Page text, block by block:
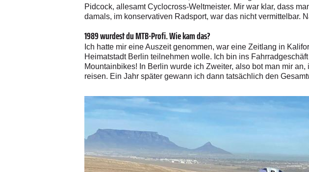
Pidcock, allesamt Cyclocross-­Weltmeister. Mir war klar, dass
damals, im konservativen Radsport, war das nicht vermittelbar.
1989 wurdest du MTB-Profi. Wie kam das?
Ich hatte mir eine Auszeit genommen, war eine Zeitlang in
Heimatstadt Berlin teilnehmen wolle. Ich bin ins
Mountainbikes! In Berlin wurde ich Zweiter, also bot man mir
reisen. Ein Jahr später gewann ich dann tatsächlich den